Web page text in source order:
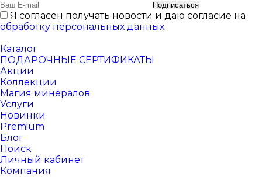
Подписаться
Я согласен получать новости и даю согласие на
обработку персональных данных
Каталог
ПОДАРОЧНЫЕ СЕРТИФИКАТЫ
Акции
Коллекции
Магия минералов
Услуги
Новинки
Premium
Блог
Поиск
Личный кабинет
Компания